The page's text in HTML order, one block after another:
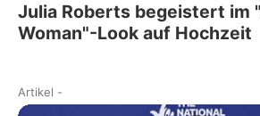
Julia Roberts begeistert im
Woman"-Look auf Hochzeit
Artikel -